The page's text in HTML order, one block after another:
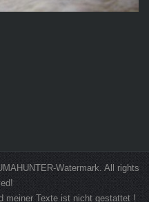
Watermark. All rights
meiner Texte ist nicht gestattet !